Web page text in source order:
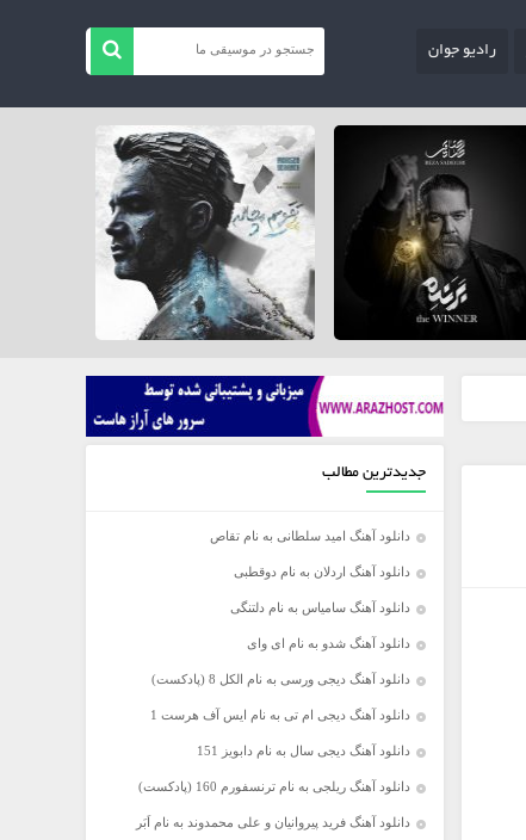
رادیو جوان
جدیدترین مطالب
دانلود آهنگ امید سلطانی به نام تقاص
دانلود آهنگ اردلان به نام دوقطبی
دانلود آهنگ سامیاس به نام دلتنگی
دانلود آهنگ شدو به نام ای وای
دانلود آهنگ دیجی ورسی به نام الکل 8 (پادکست)
دانلود آهنگ دیجی ام تی به نام ایس آف هرست 1
دانلود آهنگ دیجی سال به نام دابویز 151
دانلود آهنگ ریلجی به نام ترنسفورم 160 (پادکست)
دانلود آهنگ فرید پیروانیان و علی محمدوند به نام اَبَر